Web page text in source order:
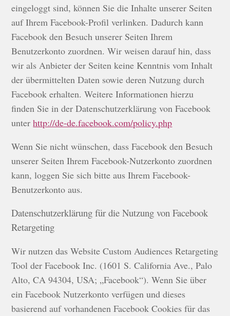
eingeloggt sind, können Sie die Inhalte unserer Seiten
auf Ihrem Facebook-Profil verlinken. Dadurch kann
Facebook den Besuch unserer Seiten Ihrem
Benutzerkonto zuordnen. Wir weisen darauf hin, dass
wir als Anbieter der Seiten keine Kenntnis vom Inhalt
der übermittelten Daten sowie deren Nutzung durch
Facebook erhalten. Weitere Informationen hierzu
finden Sie in der Datenschutzerklärung von Facebook
unterhttp://de-de.facebook.com/policy.php
Wenn Sie nicht wünschen, dass Facebook den Besuch
unserer Seiten Ihrem Facebook-Nutzerkonto zuordnen
kann, loggen Sie sich bitte aus Ihrem Facebook-
Benutzerkonto aus.
Datenschutzerklärung für die Nutzung von Facebook
Retargeting
Wir nutzen das Website Custom Audiences Retargeting
Tool der Facebook Inc. (1601 S. California Ave., Palo
Alto, CA 94304, USA; „Facebook“). Wenn Sie über
ein Facebook Nutzerkonto verfügen und dieses
basierend auf vorhandenen Facebook Cookies für das